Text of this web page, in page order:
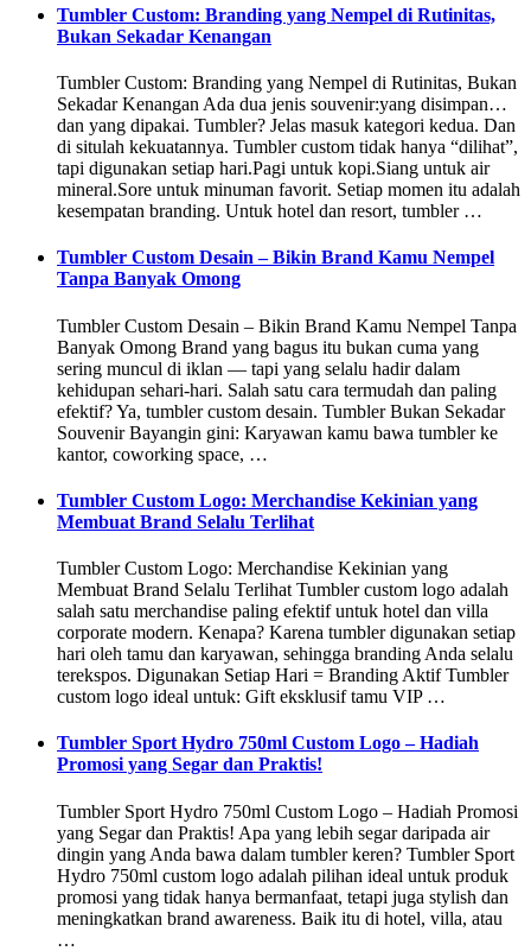
Tumbler Custom: Branding yang Nempel di Rutinitas,
Bukan Sekadar Kenangan
Tumbler Custom: Branding yang Nempel di Rutinitas, Bukan
Sekadar Kenangan Ada dua jenis souvenir:yang disimpan…
dan yang dipakai. Tumbler? Jelas masuk kategori kedua. Dan
di situlah kekuatannya. Tumbler custom tidak hanya “dilihat”,
tapi digunakan setiap hari.Pagi untuk kopi.Siang untuk air
mineral.Sore untuk minuman favorit. Setiap momen itu adalah
kesempatan branding. Untuk hotel dan resort, tumbler …
Tumbler Custom Desain – Bikin Brand Kamu Nempel
Tanpa Banyak Omong
Tumbler Custom Desain – Bikin Brand Kamu Nempel Tanpa
Banyak Omong Brand yang bagus itu bukan cuma yang
sering muncul di iklan — tapi yang selalu hadir dalam
kehidupan sehari-hari. Salah satu cara termudah dan paling
efektif? Ya, tumbler custom desain. Tumbler Bukan Sekadar
Souvenir Bayangin gini: Karyawan kamu bawa tumbler ke
kantor, coworking space, …
Tumbler Custom Logo: Merchandise Kekinian yang
Membuat Brand Selalu Terlihat
Tumbler Custom Logo: Merchandise Kekinian yang
Membuat Brand Selalu Terlihat Tumbler custom logo adalah
salah satu merchandise paling efektif untuk hotel dan villa
corporate modern. Kenapa? Karena tumbler digunakan setiap
hari oleh tamu dan karyawan, sehingga branding Anda selalu
terekspos. Digunakan Setiap Hari = Branding Aktif Tumbler
custom logo ideal untuk: Gift eksklusif tamu VIP …
Tumbler Sport Hydro 750ml Custom Logo – Hadiah
Promosi yang Segar dan Praktis!
Tumbler Sport Hydro 750ml Custom Logo – Hadiah Promosi
yang Segar dan Praktis! Apa yang lebih segar daripada air
dingin yang Anda bawa dalam tumbler keren? Tumbler Sport
Hydro 750ml custom logo adalah pilihan ideal untuk produk
promosi yang tidak hanya bermanfaat, tetapi juga stylish dan
meningkatkan brand awareness. Baik itu di hotel, villa, atau
…